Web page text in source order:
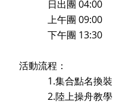
日出團 04:00
上午團 09:00
下午團 13:30
活動流程：
1.集合點名換裝
2.陸上操舟教學